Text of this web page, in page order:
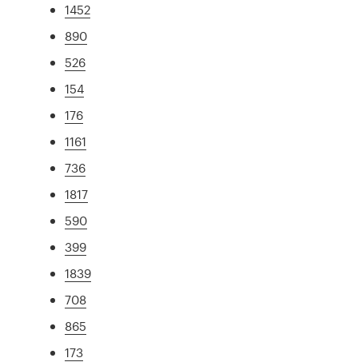
1452
890
526
154
176
1161
736
1817
590
399
1839
708
865
173